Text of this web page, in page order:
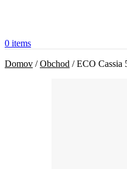
0 items
Domov /Obchod /ECO Cassia